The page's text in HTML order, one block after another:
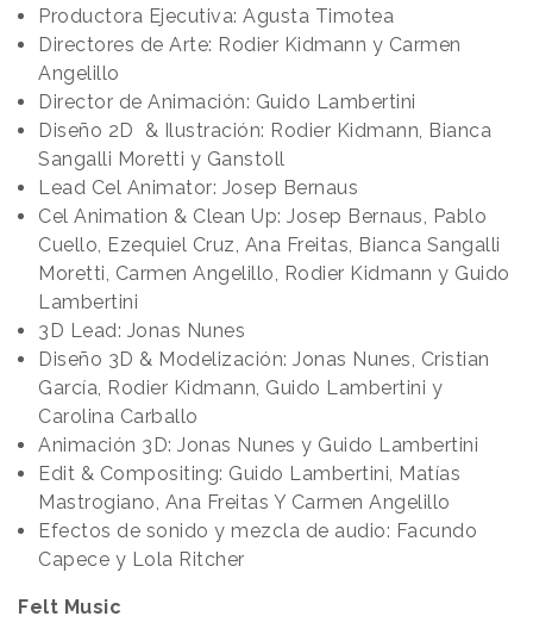
Productora Ejecutiva: Agusta Timotea
Directores de Arte: Rodier Kidmann y Carmen
Angelillo
Director de Animación: Guido Lambertini
Diseño 2D & Ilustración: Rodier Kidmann, Bianca
Sangalli Moretti y Ganstoll
Lead Cel Animator: Josep Bernaus
Cel Animation & Clean Up: Josep Bernaus, Pablo
Cuello, Ezequiel Cruz, Ana Freitas, Bianca Sangalli
Moretti, Carmen Angelillo, Rodier Kidmann y Guido
Lambertini
3D Lead: Jonas Nunes
Diseño 3D & Modelización: Jonas Nunes, Cristian
García, Rodier Kidmann, Guido Lambertini y
Carolina Carballo
Animación 3D: Jonas Nunes y Guido Lambertini
Edit & Compositing: Guido Lambertini, Matías
Mastrogiano, Ana Freitas Y Carmen Angelillo
Efectos de sonido y mezcla de audio: Facundo
Capece y Lola Ritcher
Felt Music